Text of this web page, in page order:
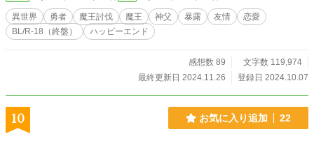
異世界 勇者 魔王討伐 魔王 神父 暴露 友情
恋愛
BL/R-18（終盤）
ハッピーエンド
感想数 89
文字数 119,974
最終更新日 2024.11.26
登録日 2024.10.07
10 お気に入り追加 22